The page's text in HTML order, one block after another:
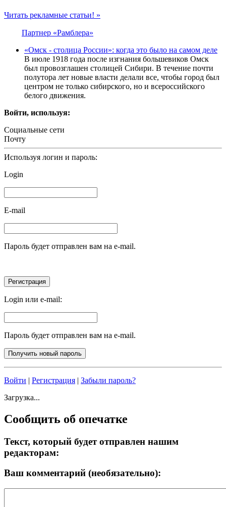
Читать рекламные статьи! »
Партнер «Рамблера»
«Омск - столица России»: когда это было на самом деле
В июле 1918 года после изгнания большевиков Омск
был провозглашен столицей Сибири. В течение почти
полутора лет новые власти делали все, чтобы город был
центром не только сибирского, но и всероссийского
белого движения.
Войти, используя:
Социальные сети
Почту
Используя логин и пароль:
Login
E-mail
Пароль будет отправлен вам на e-mail.
Login или e-mail:
Пароль будет отправлен вам на e-mail.
Войти | Регистрация | Забыли пароль?
Загрузка...
Сообщить об опечатке
Текст, который будет отправлен нашим
редакторам:
Ваш комментарий (необязательно):